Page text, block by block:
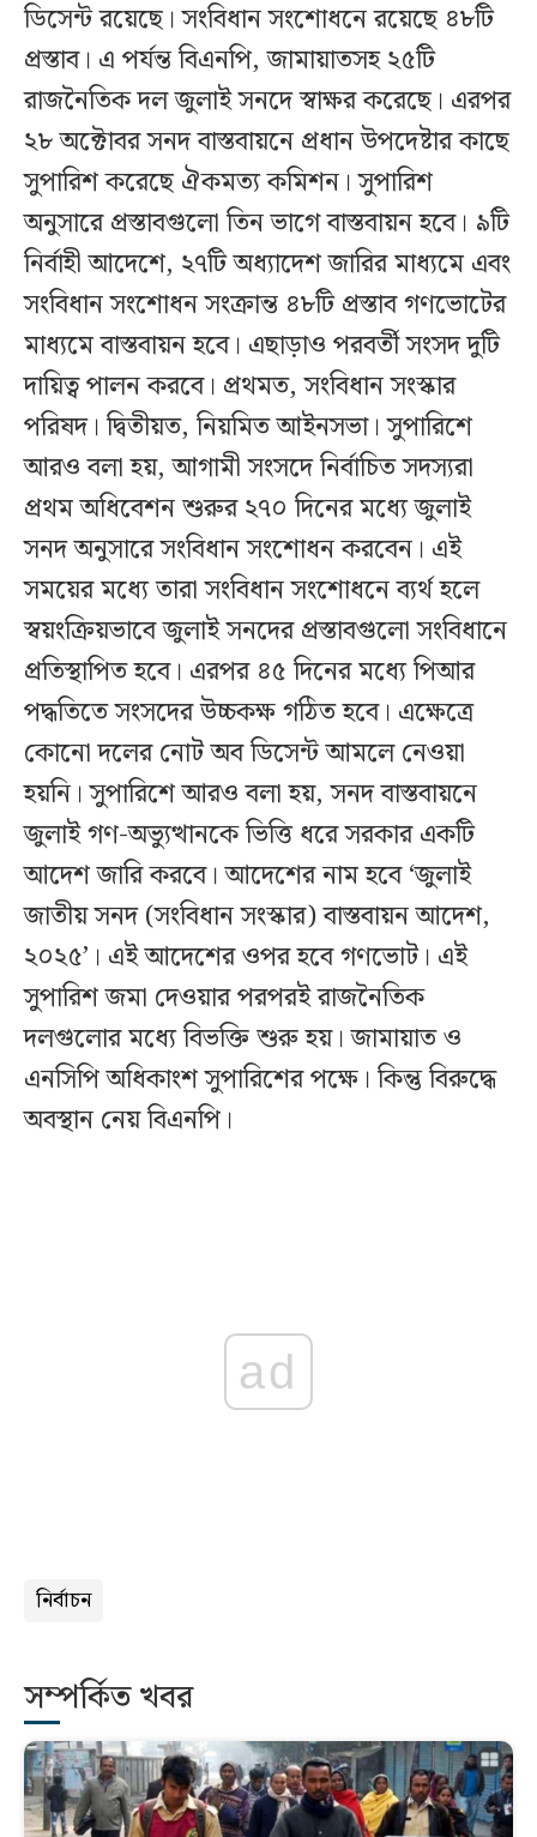
ডিসেন্ট রয়েছে। সংবিধান সংশোধনে রয়েছে ৪৮টি
প্রস্তাব। এ পর্যন্ত বিএনপি, জামায়াতসহ ২৫টি
রাজনৈতিক দল জুলাই সনদে স্বাক্ষর করেছে। এরপর
২৮ অক্টোবর সনদ বাস্তবায়নে প্রধান উপদেষ্টার কাছে
সুপারিশ করেছে ঐকমত্য কমিশন। সুপারিশ
অনুসারে প্রস্তাবগুলো তিন ভাগে বাস্তবায়ন হবে। ৯টি
নির্বাহী আদেশে, ২৭টি অধ্যাদেশ জারির মাধ্যমে এবং
সংবিধান সংশোধন সংক্রান্ত ৪৮টি প্রস্তাব গণভোটের
মাধ্যমে বাস্তবায়ন হবে। এছাড়াও পরবর্তী সংসদ দুটি
দায়িত্ব পালন করবে। প্রথমত, সংবিধান সংস্কার
পরিষদ। দ্বিতীয়ত, নিয়মিত আইনসভা। সুপারিশে
আরও বলা হয়, আগামী সংসদে নির্বাচিত সদস্যরা
প্রথম অধিবেশন শুরুর ২৭০ দিনের মধ্যে জুলাই
সনদ অনুসারে সংবিধান সংশোধন করবেন। এই
সময়ের মধ্যে তারা সংবিধান সংশোধনে ব্যর্থ হলে
স্বয়ংক্রিয়ভাবে জুলাই সনদের প্রস্তাবগুলো সংবিধানে
প্রতিস্থাপিত হবে। এরপর ৪৫ দিনের মধ্যে পিআর
পদ্ধতিতে সংসদের উচ্চকক্ষ গঠিত হবে। এক্ষেত্রে
কোনো দলের নোট অব ডিসেন্ট আমলে নেওয়া
হয়নি। সুপারিশে আরও বলা হয়, সনদ বাস্তবায়নে
জুলাই গণ-অভ্যুত্থানকে ভিত্তি ধরে সরকার একটি
আদেশ জারি করবে। আদেশের নাম হবে ‘জুলাই
জাতীয় সনদ (সংবিধান সংস্কার) বাস্তবায়ন আদেশ,
২০২৫’। এই আদেশের ওপর হবে গণভোট। এই
সুপারিশ জমা দেওয়ার পরপরই রাজনৈতিক
দলগুলোর মধ্যে বিভক্তি শুরু হয়। জামায়াত ও
এনসিপি অধিকাংশ সুপারিশের পক্ষে। কিন্তু বিরুদ্ধে
অবস্থান নেয় বিএনপি।
ad
নির্বাচন
সম্পর্কিত খবর